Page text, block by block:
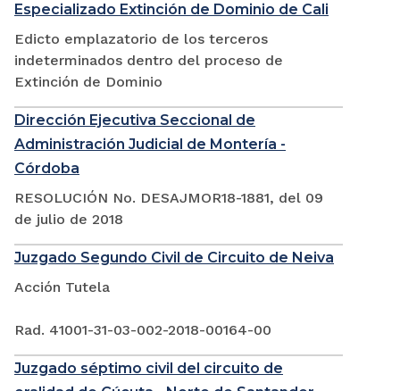
Especializado Extinción de Dominio de Cali
Edicto emplazatorio de los terceros
indeterminados dentro del proceso de
Extinción de Dominio
Dirección Ejecutiva Seccional de
Administración Judicial de Montería -
Córdoba
RESOLUCIÓN No. DESAJMOR18-1881, del 09
de julio de 2018
Juzgado Segundo Civil de Circuito de Neiva
Acción Tutela
Rad. 41001-31-03-002-2018-00164-00
Juzgado séptimo civil del circuito de